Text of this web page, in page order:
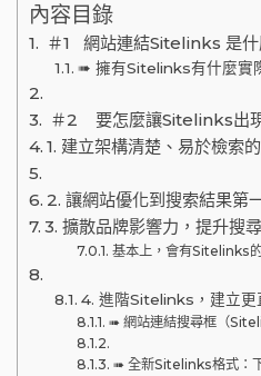
內容目錄
＃1 網站連結Sitelinks 是什
➠ 擁有Sitelinks有什麼實
＃2 要怎麼讓Sitelinks出
1. 建立架構清楚、易於檢索的
2. 讓網站優化到搜索結果第
3. 擴散品牌影響力，提升搜
基本上，會有Sitelinks
4. 進階Sitelinks，建立更
➠ 網站連結搜尋框（
➠ 全新Sitelinks格式：